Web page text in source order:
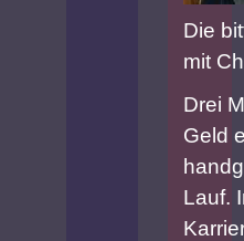
Die
mit
Drei
Geld
Lauf.